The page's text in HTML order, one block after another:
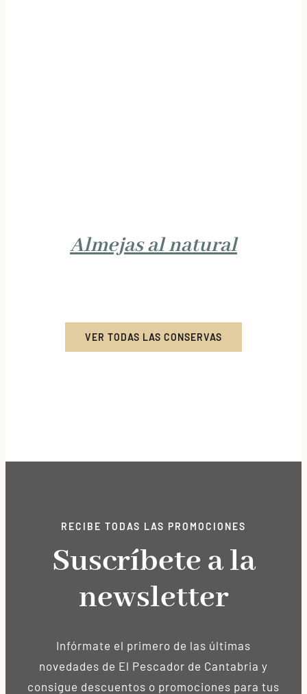
Almejas al natural
VER TODAS LAS CONSERVAS
RECIBE TODAS LAS PROMOCIONES
Suscríbete a la
newsletter
Infórmate el primero de las últimas
novedades de El Pescador de Cantabria y
consigue descuentos o promociones para tus